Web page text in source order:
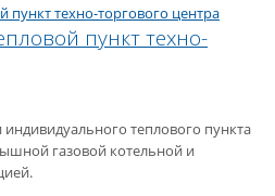
пункт техно-
теплового пункта
газовой котельной и